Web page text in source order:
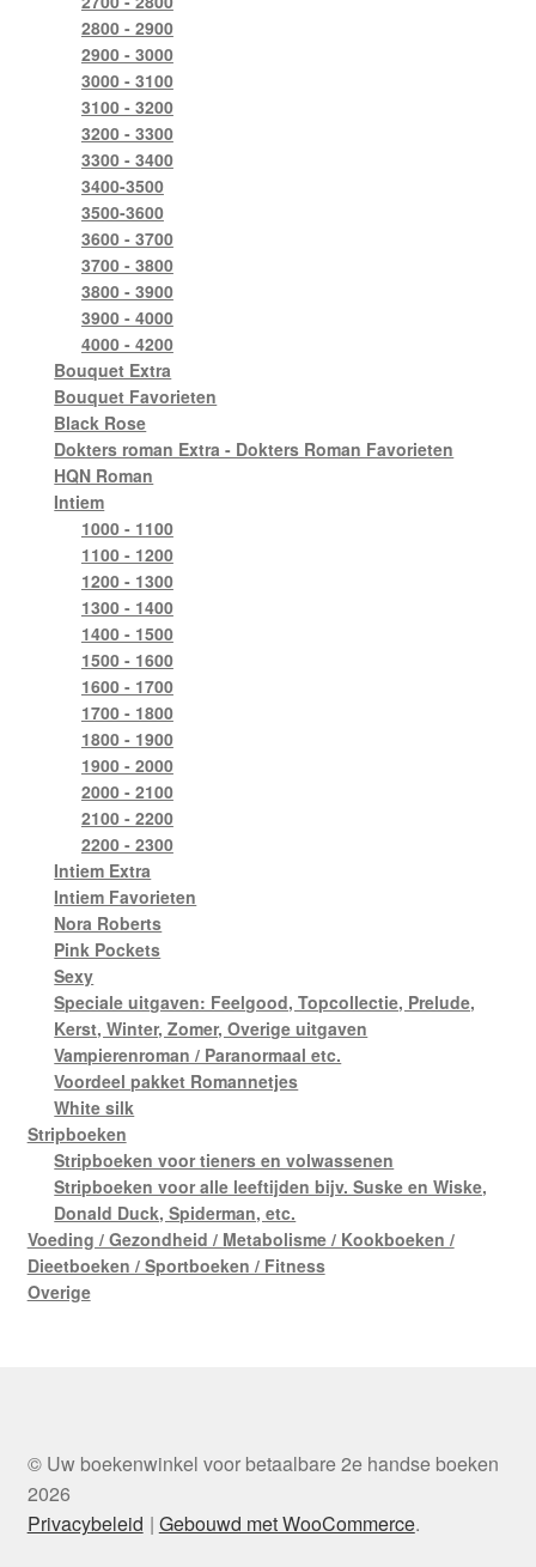
2800 - 2900
2900 - 3000
3000 - 3100
3100 - 3200
3200 - 3300
3300 - 3400
3400-3500
3500-3600
3600 - 3700
3700 - 3800
3800 - 3900
3900 - 4000
4000 - 4200
Bouquet Extra
Bouquet Favorieten
Black Rose
Dokters roman Extra - Dokters Roman Favorieten
HQN Roman
Intiem
1000 - 1100
1100 - 1200
1200 - 1300
1300 - 1400
1400 - 1500
1500 - 1600
1600 - 1700
1700 - 1800
1800 - 1900
1900 - 2000
2000 - 2100
2100 - 2200
2200 - 2300
Intiem Extra
Intiem Favorieten
Nora Roberts
Pink Pockets
Sexy
Speciale uitgaven: Feelgood, Topcollectie, Prelude,
Kerst, Winter, Zomer, Overige uitgaven
Vampierenroman / Paranormaal etc.
Voordeel pakket Romannetjes
White silk
Stripboeken
Stripboeken voor tieners en volwassenen
Stripboeken voor alle leeftijden bijv. Suske en Wiske,
Donald Duck, Spiderman, etc.
Voeding / Gezondheid / Metabolisme / Kookboeken /
Dieetboeken / Sportboeken / Fitness
Overige
© Uw boekenwinkel voor betaalbare 2e handse boeken
2026
Privacybeleid
Gebouwd met WooCommerce.